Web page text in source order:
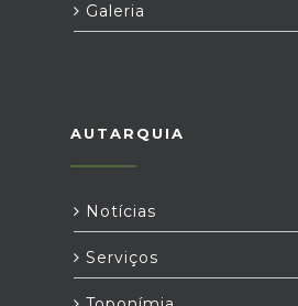
Galeria
AUTARQUIA
Notícias
Serviços